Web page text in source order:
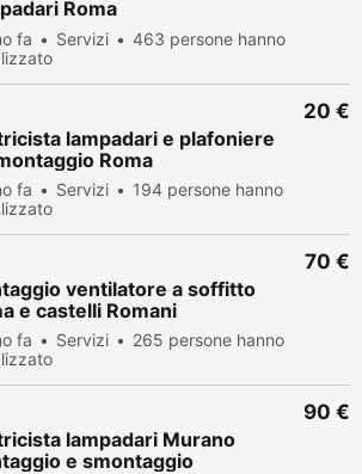
Roma
fa Servizi
463 persone hanno
lampadari e plafoniere
Roma
fa Servizi
194 persone hanno
20 €
ventilatore a soffitto
e castelli Romani
fa Servizi
265 persone hanno
70 €
lampadari Murano
e smontaggio
90 €